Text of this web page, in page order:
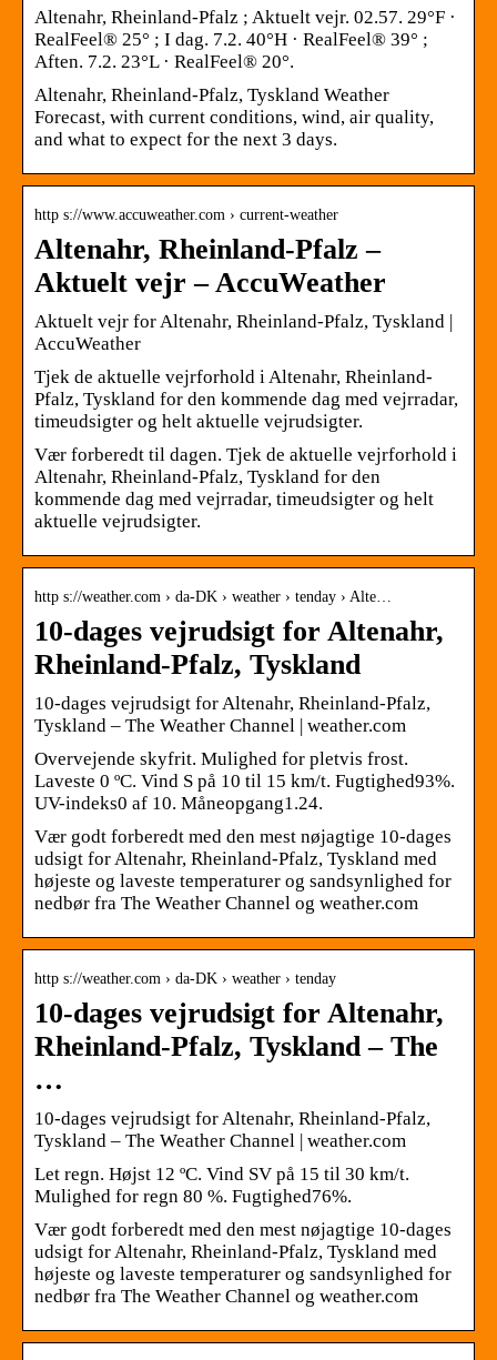
Altenahr, Rheinland-Pfalz ; Aktuelt vejr. 02.57. 29°F ·
RealFeel® 25° ; I dag. 7.2. 40°H · RealFeel® 39° ;
Aften. 7.2. 23°L · RealFeel® 20°.
Altenahr, Rheinland-Pfalz, Tyskland Weather
Forecast, with current conditions, wind, air quality,
and what to expect for the next 3 days.
http s://www.accuweather.com › current-weather
Altenahr, Rheinland-Pfalz –
Aktuelt vejr – AccuWeather
Aktuelt vejr for Altenahr, Rheinland-Pfalz, Tyskland |
AccuWeather
Tjek de aktuelle vejrforhold i Altenahr, Rheinland-
Pfalz, Tyskland for den kommende dag med vejrradar,
timeudsigter og helt aktuelle vejrudsigter.
Vær forberedt til dagen. Tjek de aktuelle vejrforhold i
Altenahr, Rheinland-Pfalz, Tyskland for den
kommende dag med vejrradar, timeudsigter og helt
aktuelle vejrudsigter.
http s://weather.com › da-DK › weather › tenday › Alte…
10-dages vejrudsigt for Altenahr,
Rheinland-Pfalz, Tyskland
10-dages vejrudsigt for Altenahr, Rheinland-Pfalz,
Tyskland – The Weather Channel | weather.com
Overvejende skyfrit. Mulighed for pletvis frost.
Laveste 0 ºC. Vind S på 10 til 15 km/t. Fugtighed93%.
UV-indeks0 af 10. Måneopgang1.24.
Vær godt forberedt med den mest nøjagtige 10-dages
udsigt for Altenahr, Rheinland-Pfalz, Tyskland med
højeste og laveste temperaturer og sandsynlighed for
nedbør fra The Weather Channel og weather.com
http s://weather.com › da-DK › weather › tenday
10-dages vejrudsigt for Altenahr,
Rheinland-Pfalz, Tyskland – The
…
10-dages vejrudsigt for Altenahr, Rheinland-Pfalz,
Tyskland – The Weather Channel | weather.com
Let regn. Højst 12 ºC. Vind SV på 15 til 30 km/t.
Mulighed for regn 80 %. Fugtighed76%.
Vær godt forberedt med den mest nøjagtige 10-dages
udsigt for Altenahr, Rheinland-Pfalz, Tyskland med
højeste og laveste temperaturer og sandsynlighed for
nedbør fra The Weather Channel og weather.com